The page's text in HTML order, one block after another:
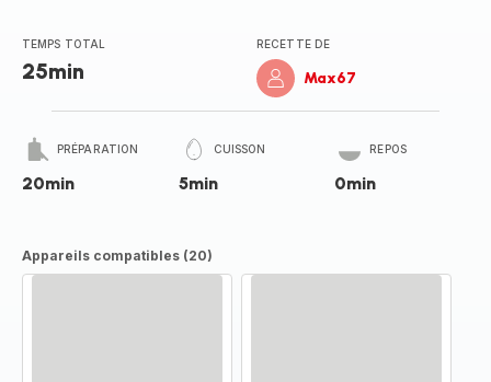
TEMPS TOTAL
25min
RECETTE DE
Max67
PRÉPARATION
20min
CUISSON
5min
REPOS
0min
Appareils compatibles (20)